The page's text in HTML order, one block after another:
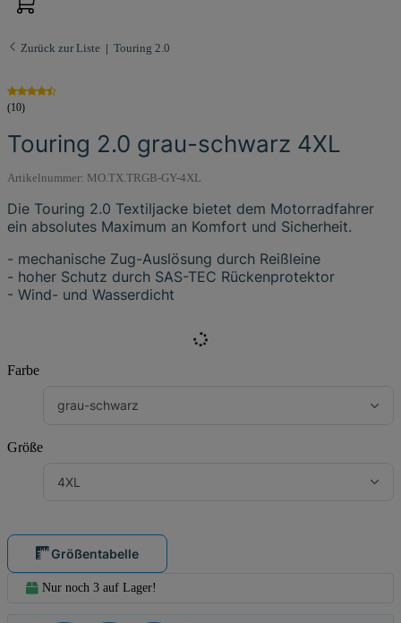
Zurück zur Liste Touring 2.0
(10)
Touring 2.0 grau-schwarz 4XL
Artikelnummer: MO.TX.TRGB-GY-4XL
Die Touring 2.0 Textiljacke bietet dem Motorradfahrer
ein absolutes Maximum an Komfort und Sicherheit.
- mechanische Zug-Auslösung durch Reißleine
- hoher Schutz durch SAS-TEC Rückenprotektor
- Wind- und Wasserdicht
Farbe
grau-schwarz
Größe
4XL
Größentabelle
Nur noch 3 auf Lager!